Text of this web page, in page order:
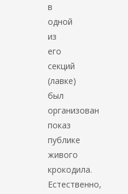
в
одной
из
его
секций
(лавке)
был
организован
показ
публике
живого
крокодила.
Естественно,